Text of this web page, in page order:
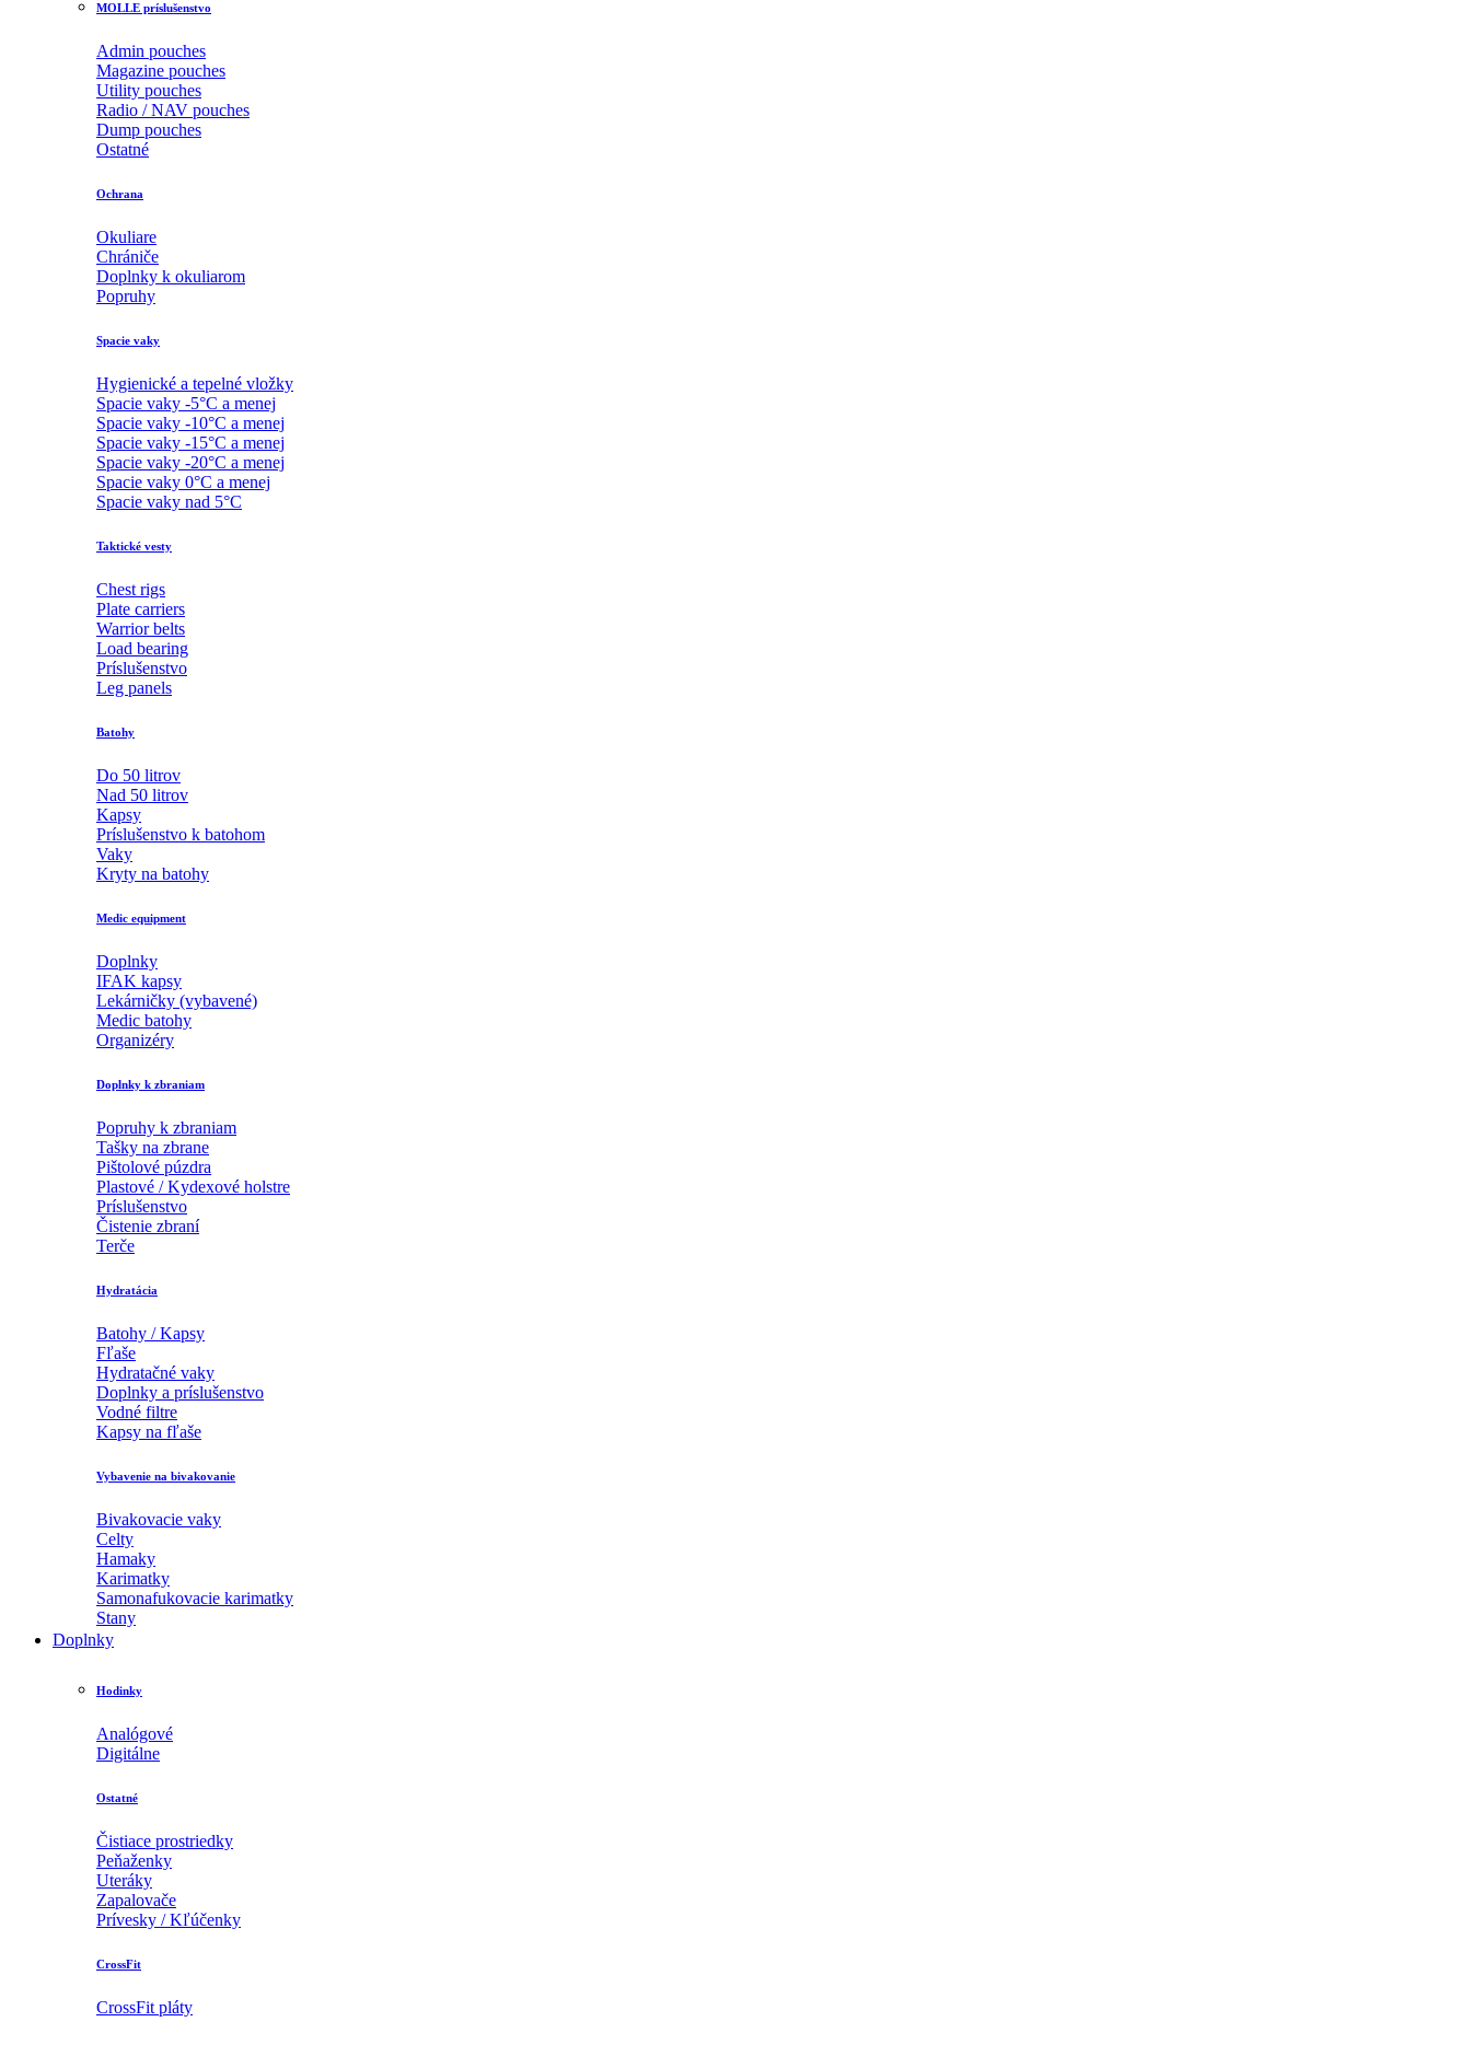
MOLLE príslušenstvo
Admin pouches
Magazine pouches
Utility pouches
Radio / NAV pouches
Dump pouches
Ostatné
Ochrana
Okuliare
Chrániče
Doplnky k okuliarom
Popruhy
Spacie vaky
Hygienické a tepelné vložky
Spacie vaky -5°C a menej
Spacie vaky -10°C a menej
Spacie vaky -15°C a menej
Spacie vaky -20°C a menej
Spacie vaky 0°C a menej
Spacie vaky nad 5°C
Taktické vesty
Chest rigs
Plate carriers
Warrior belts
Load bearing
Príslušenstvo
Leg panels
Batohy
Do 50 litrov
Nad 50 litrov
Kapsy
Príslušenstvo k batohom
Vaky
Kryty na batohy
Medic equipment
Doplnky
IFAK kapsy
Lekárničky (vybavené)
Medic batohy
Organizéry
Doplnky k zbraniam
Popruhy k zbraniam
Tašky na zbrane
Pištolové púzdra
Plastové / Kydexové holstre
Príslušenstvo
Čistenie zbraní
Terče
Hydratácia
Batohy / Kapsy
Fľaše
Hydratačné vaky
Doplnky a príslušenstvo
Vodné filtre
Kapsy na fľaše
Vybavenie na bivakovanie
Bivakovacie vaky
Celty
Hamaky
Karimatky
Samonafukovacie karimatky
Stany
Doplnky
Hodinky
Analógové
Digitálne
Ostatné
Čistiace prostriedky
Peňaženky
Uteráky
Zapalovače
Prívesky / Kľúčenky
CrossFit
CrossFit pláty